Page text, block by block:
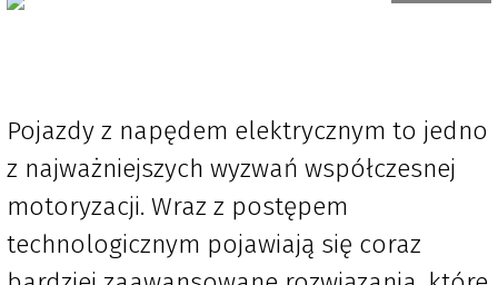
Pojazdy z napędem elektrycznym to jedno
z najważniejszych wyzwań współczesnej
motoryzacji. Wraz z postępem
technologicznym pojawiają się coraz